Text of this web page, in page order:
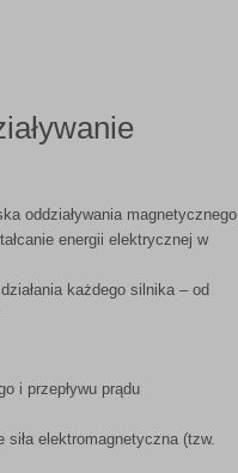
oddziaływania magnetycznego
energii elektrycznej w
każdego silnika – od
i przepływu prądu
elektromagnetyczna (tzw.